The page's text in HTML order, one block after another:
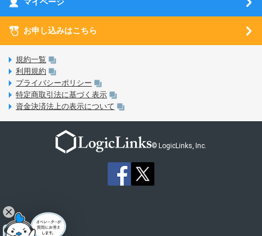
LINE年齢認証について
LinksStoreについて
MVNOのギモンを解消！
3Dセキュアについて
未成年者の方のご契約
通信制限について
動作確認済み端末一覧
ご意見・ご要望
SIMサービスについて
SIMロック解除ガイド
LinksMateのサービスについて
LPについて
おすすめプラン
お申し込み方法
あんさんぶるスターズ！！Music
お申し込みはこちら
規約一覧
利用規約
プライバシーポリシー
特定商取引法に基づく表示
資金決済法上の表示について
© LogicLinks, Inc.